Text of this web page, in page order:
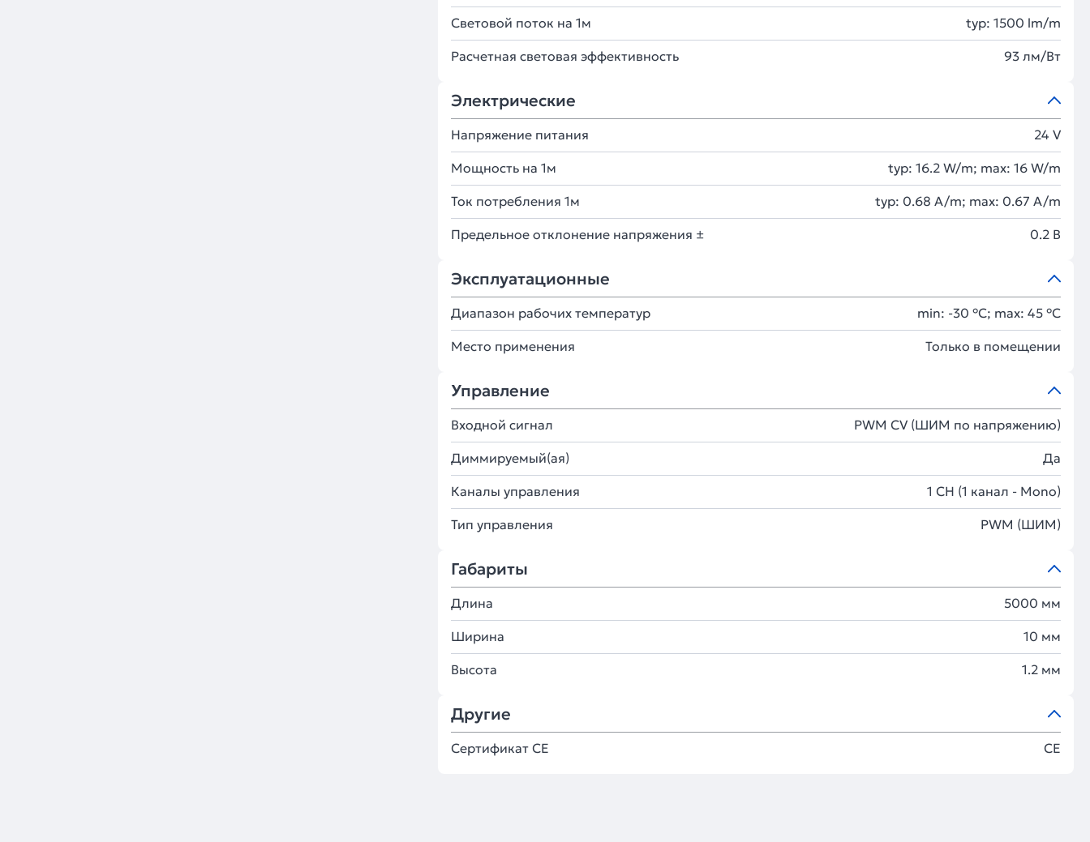
Световой поток на 1м typ: 1500 lm/m
Расчетная световая эффективность 93 лм/Вт
Электрические
Напряжение питания 24 V
Мощность на 1м typ: 16.2 W/m; max: 16 W/m
Ток потребления 1м typ: 0.68 A/m; max: 0.67 A/m
Предельное отклонение напряжения ± 0.2 В
Эксплуатационные
Диапазон рабочих температур min: -30 °C; max: 45 °C
Место применения Только в помещении
Управление
Входной сигнал PWM СV (ШИМ по напряжению)
Диммируемый(ая) Да
Каналы управления 1 CH (1 канал - Mono)
Тип управления PWM (ШИМ)
Габариты
Длина 5000 мм
Ширина 10 мм
Высота 1.2 мм
Другие
Сертификат CE CE